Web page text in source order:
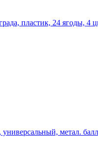
пластик, 24 ягоды, 4
метал.